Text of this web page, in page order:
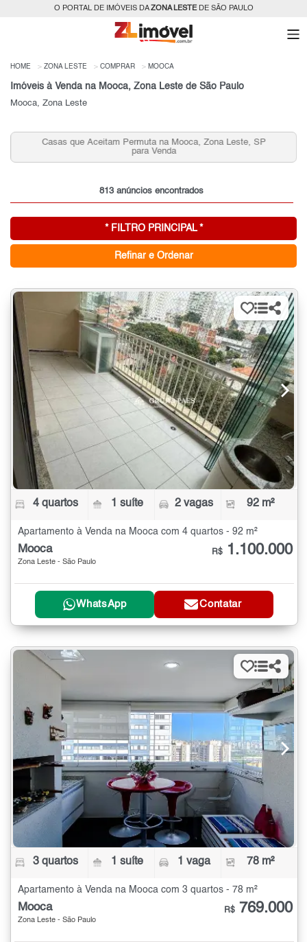
O PORTAL DE IMÓVEIS DAZONA LESTEDE SÃO PAULO
HOME ZONA LESTE COMPRAR MOOCA
Imóveis à Venda na Mooca, Zona Leste de São Paulo
Mooca, Zona Leste
Apartamentos 2 quartos, 2 Vagas na Mooca para
Zona Leste, SP
813 anúncios encontrados
* FILTRO PRINCIPAL *
Refinar e Ordenar
4 quartos 1 suíte 2 vagas 92 m²
Apartamento à Venda na Mooca com 4 quartos - 92 m²
Mooca
Zona Leste - São Paulo
R$ 1.100.000
WhatsApp Contatar
3 quartos 1 suíte 1 vaga 78 m²
Apartamento à Venda na Mooca com 3 quartos - 78 m²
Mooca
Zona Leste - São Paulo
R$ 769.000